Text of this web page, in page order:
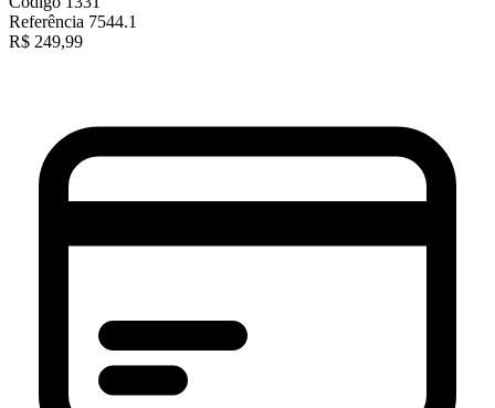
Referência 7544.1
R$ 249,99